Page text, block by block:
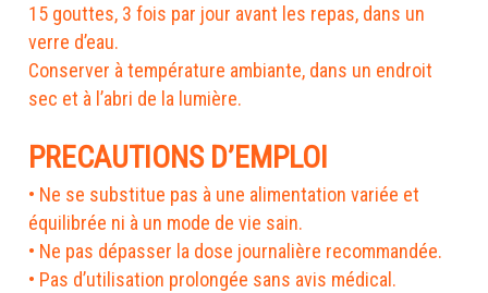
15 gouttes, 3 fois par jour avant les repas, dans un
verre d’eau.
Conserver à température ambiante, dans un endroit
sec et à l’abri de la lumière.
PRECAUTIONS D’EMPLOI
• Ne se substitue pas à une alimentation variée et
équilibrée ni à un mode de vie sain.
• Ne pas dépasser la dose journalière recommandée.
• Pas d’utilisation prolongée sans avis médical.